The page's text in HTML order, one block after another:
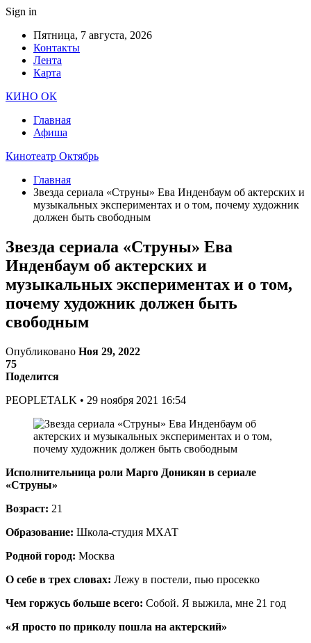
Sign in
Пятница, 7 августа, 2026
Контакты
Лента
Карта
КИНО ОК
Главная
Афиша
Кинотеатр Октябрь
Главная
Звезда сериала «Струны» Ева Инденбаум об актерских и
музыкальных экспериментах и о том, почему художник
должен быть свободным
Звезда сериала «Струны» Ева
Инденбаум об актерских и
музыкальных экспериментах и о том,
почему художник должен быть
свободным
Опубликовано Ноя 29, 2022
75
Поделится
PEOPLETALK • 29 ноября 2021 16:54
Исполнительница роли Марго Доникян в сериале
«Струны»
Возраст: 21
Образование: Школа-студия МХАТ
Родной город: Москва
О себе в трех словах: Лежу в постели, пью просекко
Чем горжусь больше всего: Собой. Я выжила, мне 21 год
«Я просто по приколу пошла на актерский»